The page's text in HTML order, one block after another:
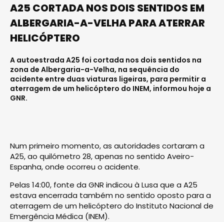
A25 CORTADA NOS DOIS SENTIDOS EM
ALBERGARIA-A-VELHA PARA ATERRAR
HELICÓPTERO
A autoestrada A25 foi cortada nos dois sentidos na
zona de Albergaria-a-Velha, na sequência do
acidente entre duas viaturas ligeiras, para permitir a
aterragem de um helicóptero do INEM, informou hoje a
GNR.
Num primeiro momento, as autoridades cortaram a
A25, ao quilómetro 28, apenas no sentido Aveiro-
Espanha, onde ocorreu o acidente.
Pelas 14:00, fonte da GNR indicou à Lusa que a A25
estava encerrada também no sentido oposto para a
aterragem de um helicóptero do Instituto Nacional de
Emergência Médica (INEM).